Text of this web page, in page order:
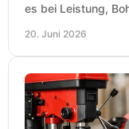
es bei Leistung,
20. Juni 2026